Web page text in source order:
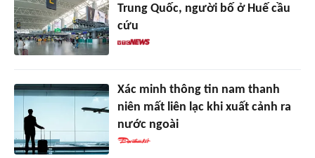
Trung Quốc, người bố ở Huế cầu
cứu
Xác minh thông tin nam thanh
niên mất liên lạc khi xuất cảnh ra
nước ngoài